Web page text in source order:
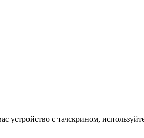
устройство с тачскрином,